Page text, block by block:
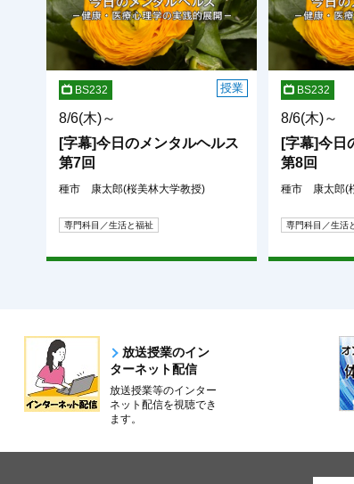
BS232 授業
8/6(木)～
[字幕]今日のメンタルヘルス
第7回
種市 康太郎(桜美林大学教授)
専門科目／生活と福祉
BS232
8/6(木)～
[字幕]今日
第8回
種市 康太郎(
専門科目／生活
放送授業のイン
ターネット配信
放送授業等のインター
ネット配信を視聴でき
ます。